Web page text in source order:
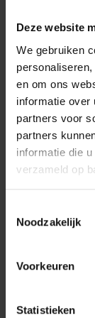
Deze website
We gebruiken
en om ons
informatie over
partners voor
partners
informatie die
verzameld op
Noodzakelijk
Voorkeuren
Statistieken
De Nijmeegse
waar
beleid draagt
maatregelen
nodig is om
groene stad te
PvdD en
Laten we de
niet
maatregelen.